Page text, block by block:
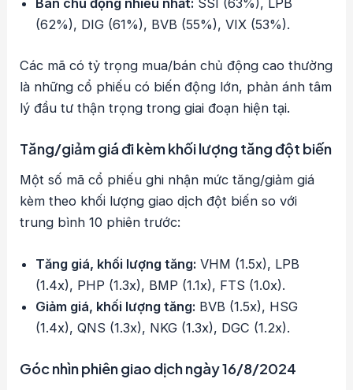
Bán chủ động nhiều nhất: SSI (63%), LPB
(62%), DIG (61%), BVB (55%), VIX (53%).
Các mã có tỷ trọng mua/bán chủ động cao thường
là những cổ phiếu có biến động lớn, phản ánh tâm
lý đầu tư thận trọng trong giai đoạn hiện tại.
Tăng/giảm giá đi kèm khối lượng tăng đột biến
Một số mã cổ phiếu ghi nhận mức tăng/giảm giá
kèm theo khối lượng giao dịch đột biến so với
trung bình 10 phiên trước:
Tăng giá, khối lượng tăng: VHM (1.5x), LPB
(1.4x), PHP (1.3x), BMP (1.1x), FTS (1.0x).
Giảm giá, khối lượng tăng: BVB (1.5x), HSG
(1.4x), QNS (1.3x), NKG (1.3x), DGC (1.2x).
Góc nhìn phiên giao dịch ngày 16/8/2024